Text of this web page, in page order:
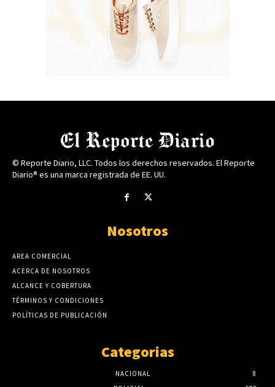
© Reporte Diario, LLC. Todos los derechos reservados. El Reporte
Diario® es una marca registrada de EE. UU.
Nosotros
AREA COMERCIAL
ACERCA DE NOSOTROS
ALCANCE Y COBERTURA
TÉRMINOS Y CONDICIONES
POLÍTICAS DE PUBLICACIÓN
Categorias
NACIONAL
8